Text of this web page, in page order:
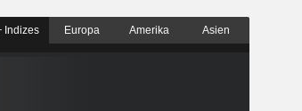
Indizes Europa Amerika Asien